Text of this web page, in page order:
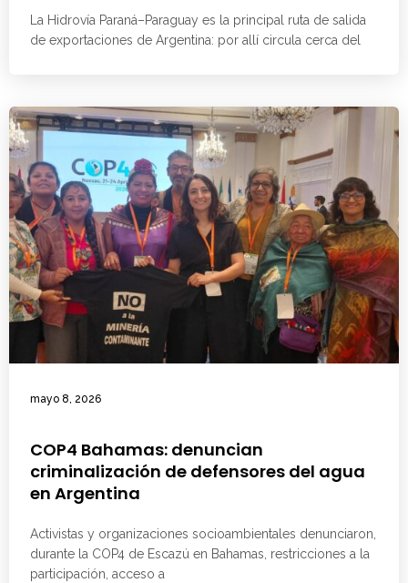
La Hidrovía Paraná–Paraguay es la principal ruta de salida
de exportaciones de Argentina: por allí circula cerca del
mayo 8, 2026
COP4 Bahamas: denuncian
criminalización de defensores del agua
en Argentina
Activistas y organizaciones socioambientales denunciaron,
durante la COP4 de Escazú en Bahamas, restricciones a la
participación, acceso a